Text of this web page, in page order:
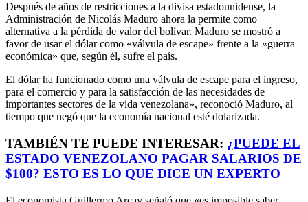
Después de años de restricciones a la divisa estadounidense, la
Administración de Nicolás Maduro ahora la permite como
alternativa a la pérdida de valor del bolívar. Maduro se mostró a
favor de usar el dólar como «válvula de escape» frente a la «guerra
económica» que, según él, sufre el país.
El dólar ha funcionado como una válvula de escape para el ingreso,
para el comercio y para la satisfacción de las necesidades de
importantes sectores de la vida venezolana», reconoció Maduro, al
tiempo que negó que la economía nacional esté dolarizada.
TAMBIÉN TE PUEDE INTERESAR: ¿PUEDE EL
ESTADO VENEZOLANO PAGAR SALARIOS DE
$100? ESTO ES LO QUE DICE UN EXPERTO